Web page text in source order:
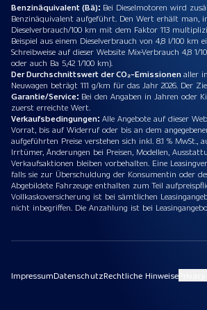
Benzinäquivalent (Bä): Bei Dieselmotoren wird
Benzinäquivalent aufgeführt. Den Wert erhält man,
Dieselverbrauch/100 km mit dem Faktor 113
Beispiel aus einem Dieselverbrauch von 4,8 l/100 km
Schreibweise auf dieser Website Mix-Verbrauch 4,8 1/
oder auch Ba 5,42 1/100 km).
Der Durchschnittswert der CO₂-Emissionenaller
Neuwagen beträgt 111 g/km für das Jahr 2026. Der
Garantie/Service: Bei den Angaben in Jahren oder
zuerst erreichte Wert.
Verkaufsbedingungen: Alle Angebote auf dieser
Vorrat, bis auf Widerruf oder bis an dem
aufgeführten Preise verstehen sich inkl. 8.1 % MwSt.,
Irrtümer, Änderungen bei Preisen, Modellen,
Verkaufsaktionen bleiben vorbehalten. Eine
falls sie zur Überschuldung der Konsumentin oder
Abgebildete Fahrzeuge enthalten zum Teil
Vollkaskoversicherung ist bei sämtlichen
nicht inbegriffen. Die Anzahlung ist bei
ImpressumDatenschutzRechtliche Hinweise